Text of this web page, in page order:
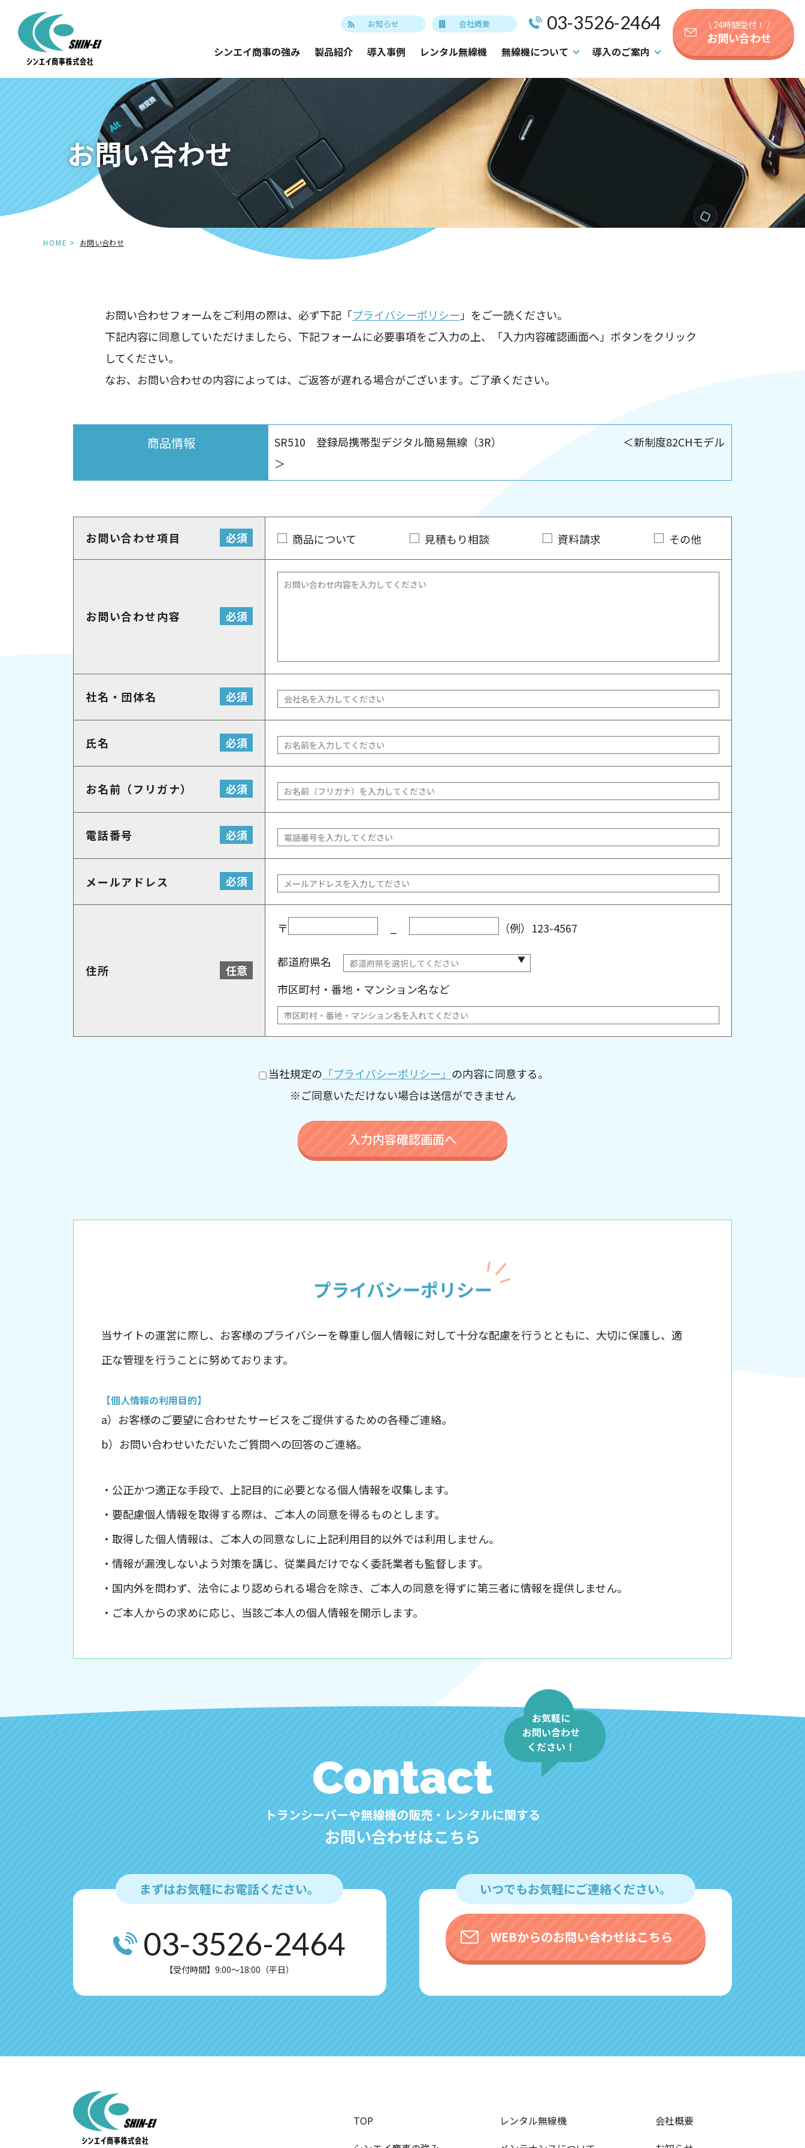
お知らせ 会社概要 03-3526-2464
シンエイ商事の強み 製品紹介 導入事例 レンタル無線機 無線機について 導入のご案内
\ 24時間受付！ /
お問い合わせ
お問い合わせ
HOME お問い合わせ
お問い合わせフォームをご利用の際は、必ず下記「プライバシーポリシー 」をご一読ください。
下記内容に同意していただけましたら、下記フォームに必要事項をご入力の上、「入力内容確認画面へ」ボタンをクリック
してください。
なお、お問い合わせの内容によっては、ご返答が遅れる場合がございます。ご了承ください。
商品情報
SR510 登録局携帯型デジタル簡易無線（3R） ＜新制度82CHモデル
＞
お問い合わせ項目 必須 商品について 見積もり相談 資料請求 その他
お問い合わせ内容 必須
社名・団体名 必須
氏名 必須
お名前（フリガナ） 必須
電話番号 必須
メールアドレス 必須
住所 任意
〒 （例）123-4567
都道府県名
市区町村・番地・マンション名など
当社規定の 「プライバシーポリシー」 の内容に同意する。
※ご同意いただけない場合は送信ができません
プライバシーポリシー
当サイトの運営に際し、お客様のプライバシーを尊重し個人情報に対して十分な配慮を行うとともに、大切に保護し、適
正な管理を行うことに努めております。
【個人情報の利用目的】
a）お客様のご要望に合わせたサービスをご提供するための各種ご連絡。
b）お問い合わせいただいたご質問への回答のご連絡。
・公正かつ適正な手段で、上記目的に必要となる個人情報を収集します。
・要配慮個人情報を取得する際は、ご本人の同意を得るものとします。
・取得した個人情報は、ご本人の同意なしに上記利用目的以外では利用しません。
・情報が漏洩しないよう対策を講じ、従業員だけでなく委託業者も監督します。
・国内外を問わず、法令により認められる場合を除き、ご本人の同意を得ずに第三者に情報を提供しません。
・ご本人からの求めに応じ、当該ご本人の個人情報を開示します。
・個人情報の取り扱いに関する苦情に対し、適切・迅速に対処します。
当サイトでは、より良いサービスの提供、またユーザビリティの向上のため、Googleアナリティクスを使用し、当サイト
の利用状況などのデータ収集および解析を行っております。その際、「Cookie」を通じて、Googleがお客様のIPアドレス
などの情報を収集する場合がありますが、「Cookie」で収集される情報は個人を特定できるものではありません。
収集されたデータはGoogleのプライバシーポリシーにおいて管理されます。
なお、当サイトのご利用をもって、上述の方法・目的においてGoogleおよび当サイトが行うデータ処理に関し、お客様に
https://policies.google.com/privacy?hl=ja
https://policies.google.com/technologies/partner-sites?hl=ja
＜個人情報に関するお問い合わせ窓口＞
Contact
トランシーバーや無線機の販売・レンタルに関する
お問い合わせはこちら
お気軽に
お問い合わせ
ください！
まずはお気軽にお電話ください。
03-3526-2464
【受付時間】9:00～18:00（平日）
いつでもお気軽にご連絡ください。
WEBからのお問い合わせはこちら
TOP
レンタル無線機
会社概要